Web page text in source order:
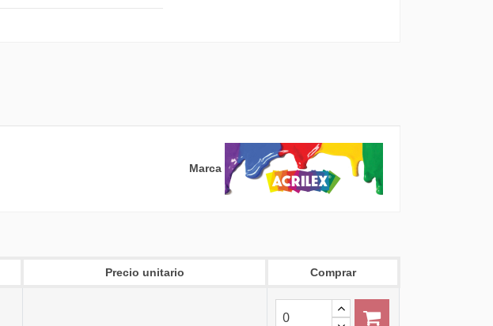
Marca
Precio unitario Comprar